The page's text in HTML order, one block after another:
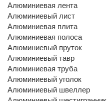
Алюминиевая лента
Алюминиевый лист
Алюминиевая плита
Алюминиевая полоса
Алюминиевый пруток
Алюминиевый тавр
Алюминиевая труба
Алюминиевый уголок
Алюминиевый швеллер